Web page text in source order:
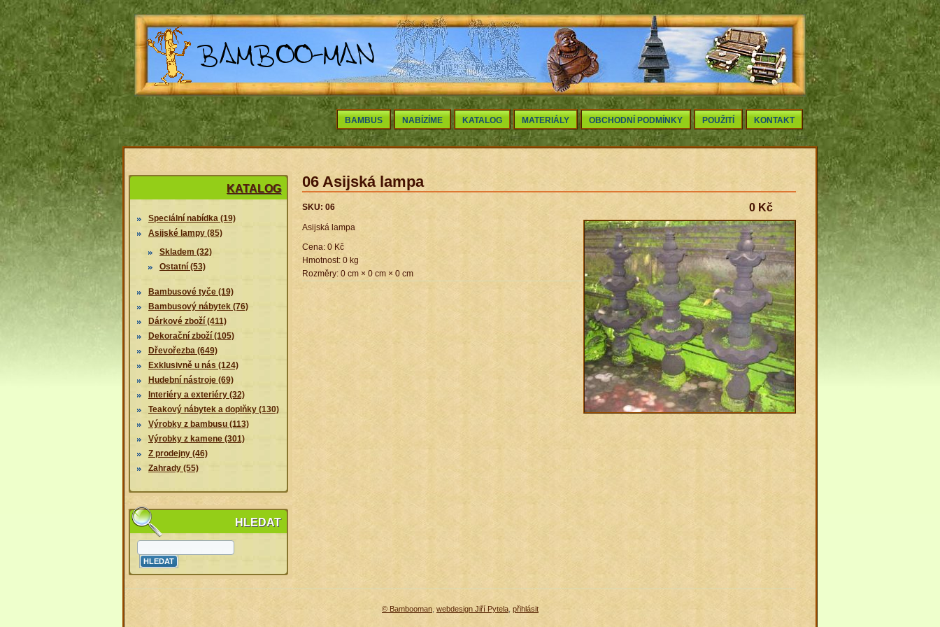
BAMBUS NABÍZÍME KATALOG MATERIÁLY OBCHODNÍ PODMÍNKY POUŽITÍ KONTAKT
KATALOG
Speciální nabídka (19)
Asijské lampy (85)
Skladem (32)
Ostatní (53)
Bambusové tyče (19)
Bambusový nábytek (76)
Dárkové zboží (411)
Dekorační zboží (105)
Dřevořezba (649)
Exklusivně u nás (124)
Hudební nástroje (69)
Interiéry a exteriéry (32)
Teakový nábytek a doplňky (130)
Výrobky z bambusu (113)
Výrobky z kamene (301)
Z prodejny (46)
Zahrady (55)
HLEDAT
06 Asijská lampa
0 Kč
SKU: 06
Asijská lampa
Cena: 0 Kč
Hmotnost: 0 kg
Rozměry: 0 cm × 0 cm × 0 cm
© Bambooman webdesign Jiří Pytela přihlásit